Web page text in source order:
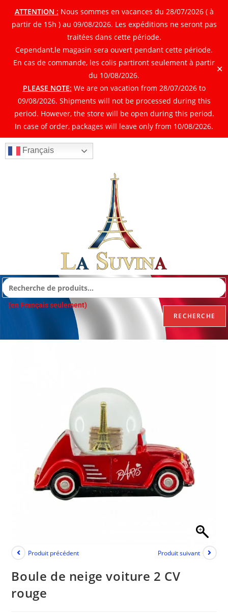
ATTENTION : Nous sommes en vacances du 28/07/2026 ( à
partir de 15h ) au 09/08/2026. Les expéditions ne seront pas
traitées dans cette période.
Cependant,le magasin sera ouvert pendant cette période.
En cas de commande, les colis partiront seulement à partir
du 10/08/2026.
PLEASE NOTE: We are on vacation from 28/07/2026 to
09/08/2026. Shipments will not be processed during this
period. However, the store will be open during this period.
In case of order, packages will leave only from 10/08/2026.
✕
Français
RECHERCHE
(en Français seulement)
Produit précédent Produit suivant
Boule de neige voiture 2 CV
rouge